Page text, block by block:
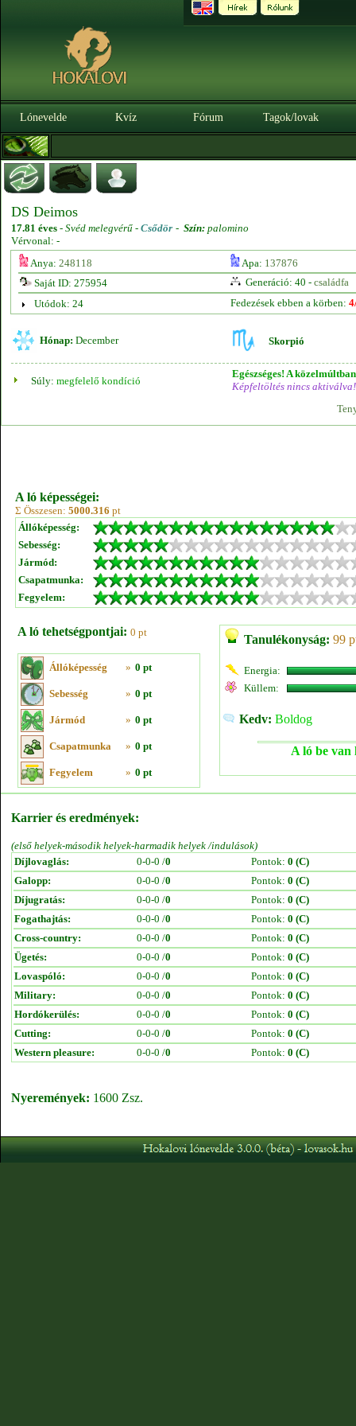
Lónevelde Kvíz Fórum Tagok/lovak
DS Deimos
17.81 éves - Svéd melegvérű - Csődör - Szín: palomino
Vérvonal: -
Anya: 248118 Apa: 137876
Saját ID: 275954
Generáció: 40 - családfa
Utódok: 24
Fedezések ebben a körben:
Hónap: December Skorpió
Súly: megfelelő kondíció
Egészséges! A
Képfeltöltés nincs aktiválva!
A ló képességei:
Σ Összesen: 5000.316 pt
Állóképesség:
Sebesség:
Jármód:
Csapatmunka:
Fegyelem:
A ló tehetségpontjai: 0 pt
Állóképesség » 0 pt
Sebesség » 0 pt
Jármód » 0 pt
Csapatmunka » 0 pt
Fegyelem » 0 pt
Tanulékonyság: 99
Energia:
Küllem:
Kedv: Boldog
A ló be van
Karrier és eredmények:
(első helyek-második helyek-harmadik helyek /indulások)
Díjlovaglás:
0-0-0 /0 Pontok: 0 (C)
Galopp:
0-0-0 /0 Pontok: 0 (C)
Díjugratás:
0-0-0 /0 Pontok: 0 (C)
Fogathajtás:
0-0-0 /0 Pontok: 0 (C)
Cross-country:
0-0-0 /0 Pontok: 0 (C)
Ügetés:
0-0-0 /0 Pontok: 0 (C)
Lovaspóló:
0-0-0 /0 Pontok: 0 (C)
Military:
0-0-0 /0 Pontok: 0 (C)
Hordókerülés:
0-0-0 /0 Pontok: 0 (C)
Cutting:
0-0-0 /0 Pontok: 0 (C)
Western pleasure:
0-0-0 /0 Pontok: 0 (C)
Nyeremények: 1600 Zsz.